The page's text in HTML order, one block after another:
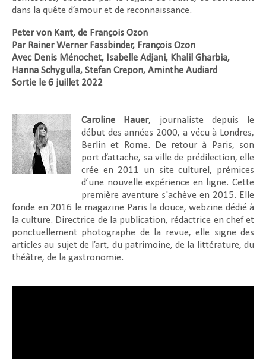
dans la quête d’amour et de reconnaissance.
Peter von Kant, de François Ozon
Par Rainer Werner Fassbinder, François Ozon
Avec Denis Ménochet, Isabelle Adjani, Khalil Gharbia,
Hanna Schygulla, Stefan Crepon, Aminthe Audiard
Sortie le 6 juillet 2022
Caroline Hauer, journaliste depuis le
début des années 2000, a vécu à Londres,
Berlin et Rome. De retour à Paris, son
port d’attache, sa ville de prédilection, elle
crée en 2011 un site culturel, prémices
d’une nouvelle expérience en ligne. Cette
première aventure s'achève en 2015. Elle
fonde en 2016 le magazine Paris la douce, webzine dédié à
la culture. Directrice de la publication, rédactrice en chef et
ponctuellement photographe de la revue, elle signe des
articles au sujet de l’art, du patrimoine, de la littérature, du
théâtre, de la gastronomie.